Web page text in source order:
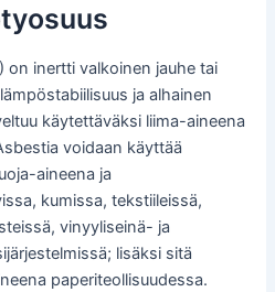
on inertti valkoinen jauhe tai
ja alhainen
käytettäväksi liima-aineena
voidaan käyttää
aineena ja
kumissa, tekstiileissä,
vinyyliseinä- ja
lisäksi sitä
paperiteollisuudessa.